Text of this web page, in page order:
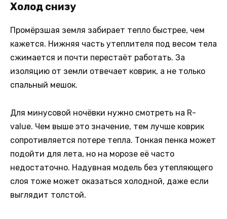
Холод снизу
Промёрзшая земля забирает тепло быстрее, чем
кажется. Нижняя часть утеплителя под весом тела
сжимается и почти перестаёт работать. За
изоляцию от земли отвечает коврик, а не только
спальный мешок.
Для минусовой ночёвки нужно смотреть на R-
value. Чем выше это значение, тем лучше коврик
сопротивляется потере тепла. Тонкая пенка может
подойти для лета, но на морозе её часто
недостаточно. Надувная модель без утепляющего
слоя тоже может оказаться холодной, даже если
выглядит толстой.